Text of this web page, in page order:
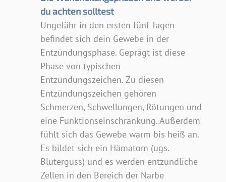
du achten solltest
Ungefähr in den ersten fünf Tagen
befindet sich dein Gewebe in der
Entzündungsphase. Geprägt ist diese
Phase von typischen
Entzündungszeichen. Zu diesen
Entzündungszeichen gehören
Schmerzen, Schwellungen, Rötungen und
eine Funktionseinschränkung. Außerdem
fühlt sich das Gewebe warm bis heiß an.
Es bildet sich ein Hämatom (ugs.
Bluterguss) und es werden entzündliche
Zellen in den Bereich der Narbe